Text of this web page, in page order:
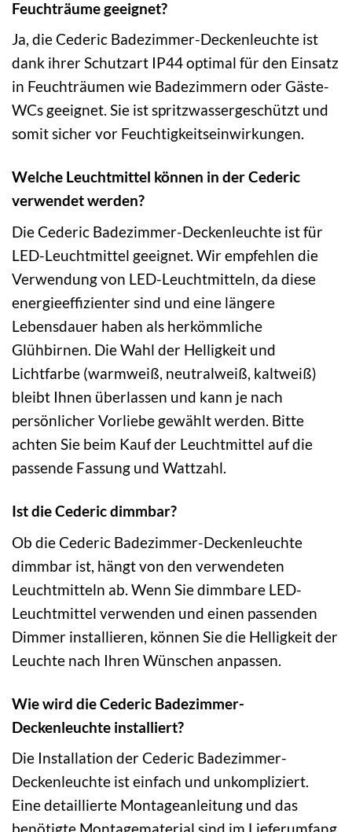
Feuchträume geeignet?
Ja, die Cederic Badezimmer-Deckenleuchte ist
dank ihrer Schutzart IP44 optimal für den Einsatz
in Feuchträumen wie Badezimmern oder Gäste-
WCs geeignet. Sie ist spritzwassergeschützt und
somit sicher vor Feuchtigkeitseinwirkungen.
Welche Leuchtmittel können in der Cederic
verwendet werden?
Die Cederic Badezimmer-Deckenleuchte ist für
LED-Leuchtmittel geeignet. Wir empfehlen die
Verwendung von LED-Leuchtmitteln, da diese
energieeffizienter sind und eine längere
Lebensdauer haben als herkömmliche
Glühbirnen. Die Wahl der Helligkeit und
Lichtfarbe (warmweiß, neutralweiß, kaltweiß)
bleibt Ihnen überlassen und kann je nach
persönlicher Vorliebe gewählt werden. Bitte
achten Sie beim Kauf der Leuchtmittel auf die
passende Fassung und Wattzahl.
Ist die Cederic dimmbar?
Ob die Cederic Badezimmer-Deckenleuchte
dimmbar ist, hängt von den verwendeten
Leuchtmitteln ab. Wenn Sie dimmbare LED-
Leuchtmittel verwenden und einen passenden
Dimmer installieren, können Sie die Helligkeit der
Leuchte nach Ihren Wünschen anpassen.
Wie wird die Cederic Badezimmer-
Deckenleuchte installiert?
Die Installation der Cederic Badezimmer-
Deckenleuchte ist einfach und unkompliziert.
Eine detaillierte Montageanleitung und das